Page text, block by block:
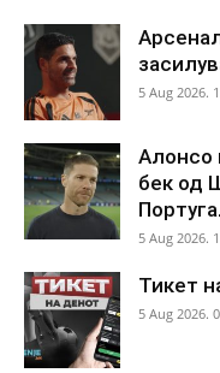
5 Aug 2026.
Алонсо
бек од
5 Aug 2026.
Тикет
5 Aug 2026.